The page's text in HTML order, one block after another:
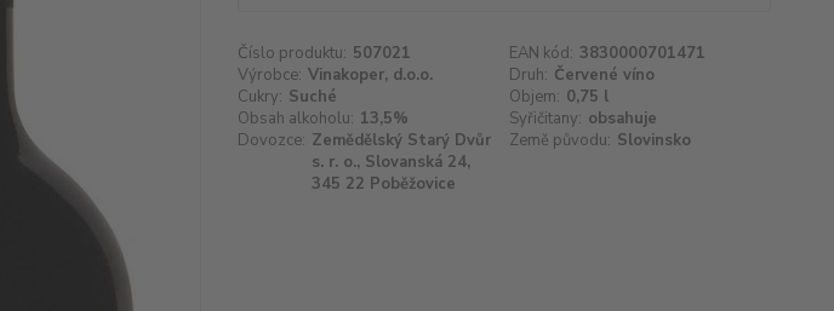
Číslo produktu: 507021 EAN kód: 3830000701471
Výrobce: Vinakoper, d.o.o. Druh: Červené víno
Cukry: Suché Objem: 0,75 l
Obsah alkoholu: 13,5% Syřičitany: obsahuje
Dovozce: Zemědělský Starý Dvůr
s. r. o., Slovanská 24,
345 22 Poběžovice
Země původu: Slovinsko